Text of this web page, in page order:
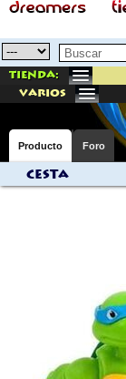
Tienda:
varios
Producto Foro
Cesta